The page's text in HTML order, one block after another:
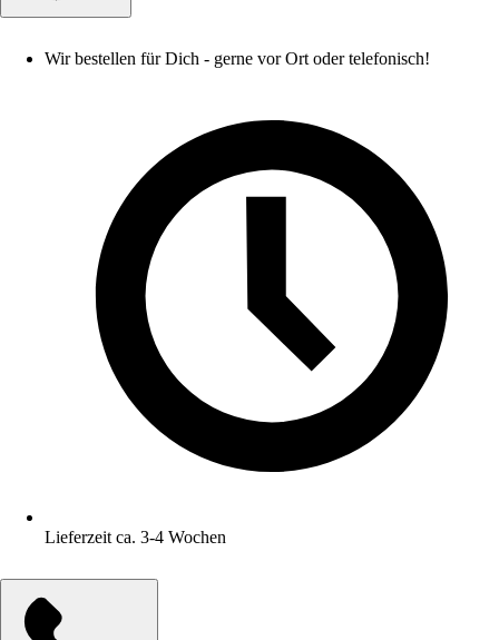
Wir bestellen für Dich - gerne vor Ort oder telefonisch!
Lieferzeit ca. 3-4 Wochen